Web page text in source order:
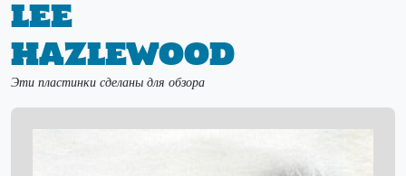
Lee
Hazlewood
Эти пластинки сделаны для обзора